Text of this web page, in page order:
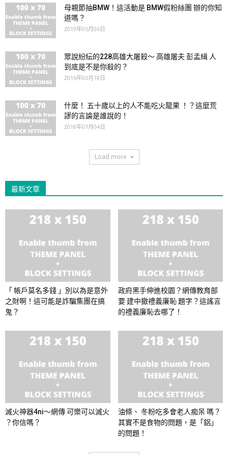
母親節抽BMW！這活動是 BMW假粉絲團 辦的你知
道嗎？
2019年05月06日
眾說紛紜的228高雄大屠殺～ 高雄屠夫 彭孟緝 人
到底是不是你殺的？
2016年03月18日
什麼！ 五十歲以上的人不能吃火龍果 ！？這麼荒
謬的言論是誰說的！
2018年07月04日
Load more
最新文章
「 帳戶莫名多錢 」別以為是意外
之財啊！這可能是詐騙集團在搞
鬼？
政府黑手伸進校園？網傳教育部
要 建中撤禮義廉恥 題字？這謠言
的禮義廉恥去哪了！
滅火神器4ni～網傳 可樂可以滅火
？你信嗎？
油條、 冬粉吃多會老人痴呆 嗎？
其實不是食物的問題，是「鋁」
的問題！